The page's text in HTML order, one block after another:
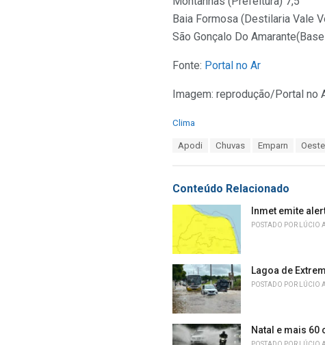
Baia Formosa (Destilaria Vale
São Gonçalo Do
Fonte: Portal no Ar
Imagem: reprodução/Portal no
C
o
r
i
Clima
:
Apodi Chuvas Emparn
Conteúdo Relacionado
Inmet emite
POSTADO POR LÚCIO
Lagoa de
POSTADO POR LÚCIO
Natal e mais 60